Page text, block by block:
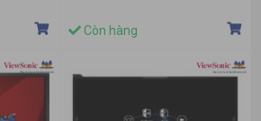
Còn hàng